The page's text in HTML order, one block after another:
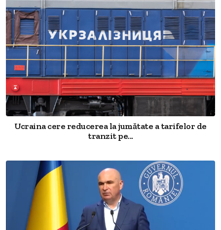
Ucraina cere reducerea la jumătate a tarifelor de
tranzit pe...